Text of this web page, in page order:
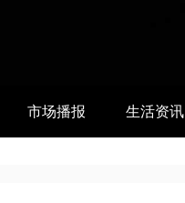
市场播报 生活资讯